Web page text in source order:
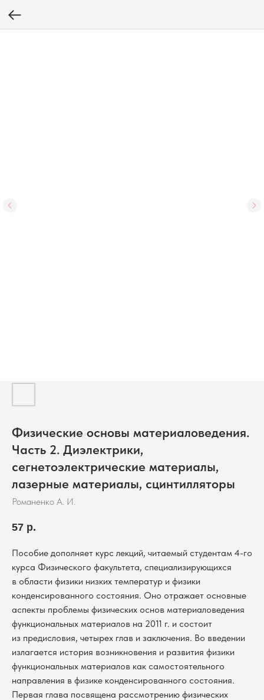
Физические основы материаловедения.
Часть 2. Диэлектрики,
сегнетоэлектрические материалы,
лазерные материалы, сцинтилляторы
Романенко А. И.
57 р.
Пособие дополняет курс лекций, читаемый студентам 4-го
курса Физического факультета, специализирующихся
в области физики низких температур и физики
конденсированного состояния. Оно отражает основные
аспекты проблемы физических основ материаловедения
функциональных материалов на 2011 г. и состоит
из предисловия, четырех глав и заключения. Во введении
излагается история возникновения и развития физики
функциональных материалов как самостоятельного
направления в физике конденсированного состояния.
Первая глава посвящена рассмотрению физических